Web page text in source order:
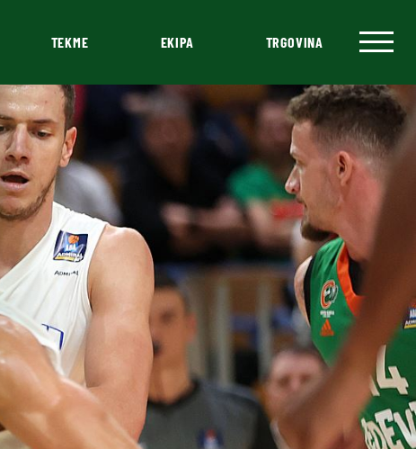
TEKME EKIPA TRGOVINA